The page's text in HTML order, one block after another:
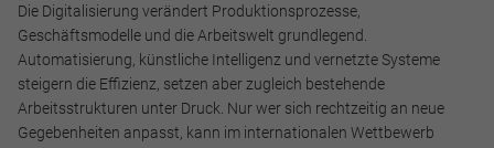
Die Digitalisierung verändert Produktionsprozesse,
Geschäftsmodelle und die Arbeitswelt grundlegend.
Automatisierung, künstliche Intelligenz und vernetzte Systeme
steigern die Effizienz, setzen aber zugleich bestehende
Arbeitsstrukturen unter Druck. Nur wer sich rechtzeitig an neue
Gegebenheiten anpasst, kann im internationalen Wettbewerb
Notwendig
Diese werden für die Grundfunktionen der Website benötigt
und helfen dabei, unsere Website nutzbar zu machen sowie
Zugriffe auf sichere Bereiche unserer Website ermöglichen.